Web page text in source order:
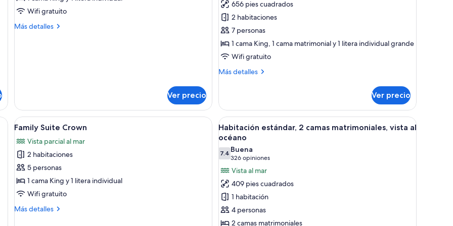
Habitación
estándar
Wifi gratuito
Más detalles
Más
Ver precio
Family
Suite
Paradise
656 pies cuadrados
2 habitaciones
7 personas
1 cama King, 1 cama matrimonial y 1 litera individual grande
Wifi gratuito
Más detalles
Más
Suite
Paradise
Ver precio
grande, un escritorio, una silla y vistas al océano.
Abrir
todas
las
fotos
de
Family
Suite
Una habitación de hotel con una cama grande, un escritorio, una silla y un televisor.
5
Family Suite Crown
Vista parcial al mar
2 habitaciones
5 personas
1 cama King y 1 litera individual
Wifi gratuito
Más detalles
Más
Abrir
todas
las
fotos
de
Habitación
estándar,
2
camas
Habitación estándar, 2 camas
5
Habitación estándar, 2 camas matrimoniales, vista al
océano
7.47.4 de 10
Buena
326 opiniones
(326
opiniones)
Vista al mar
409 pies cuadrados
1 habitación
4 personas
2 camas matrimoniales